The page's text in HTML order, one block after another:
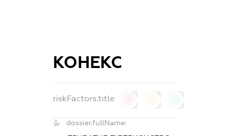
КОНЕКС
riskFactors.title
dossier.fullName: